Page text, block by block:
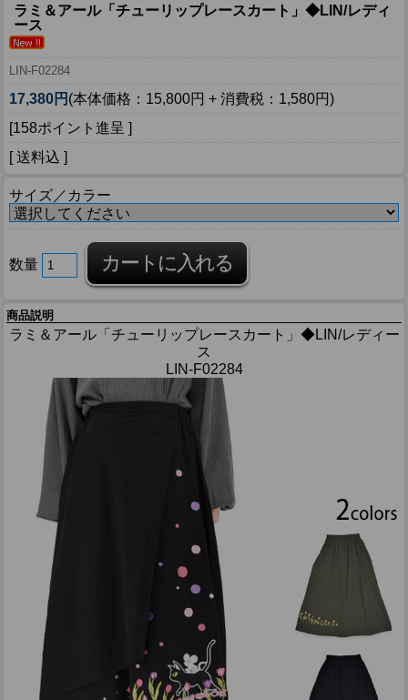
ラミ＆アール「チューリップレースカート」◆LIN/レディ
ース
LIN-F02284
17,380円 (本体価格：15,800円 + 消費税：1,580円)
[158ポイント進呈 ]
[ 送料込 ]
サイズ／カラー
数量
商品説明
ラミ＆アール「チューリップレースカート」◆LIN/レディー
ス
LIN-F02284